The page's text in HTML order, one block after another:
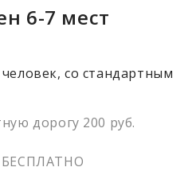
6-7 мест
со стандартным
дорогу 200 руб.
БЕСПЛАТНО